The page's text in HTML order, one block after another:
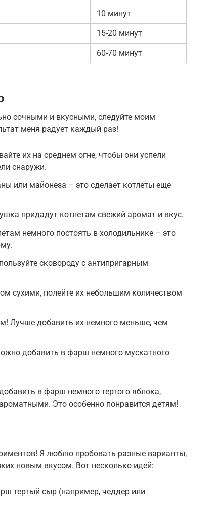
10 минут
15-20 минут
60-70 минут
сочными и вкусными, следуйте моим
меня радует каждый раз!
их на среднем огне, чтобы они успели
снаружи.
или майонеза – это сделает котлеты еще
придадут котлетам свежий аромат и вкус.
немного постоять в холодильнике – это
сковороду с антипригарным
сухими, полейте их небольшим количеством
Лучше добавить их немного меньше, чем
добавить в фарш немного мускатного
в фарш немного тертого яблока,
Это особенно понравится детям!
Я люблю пробовать разные варианты,
новым вкусом. Вот несколько идей:
тертый сыр (например, чеддер или